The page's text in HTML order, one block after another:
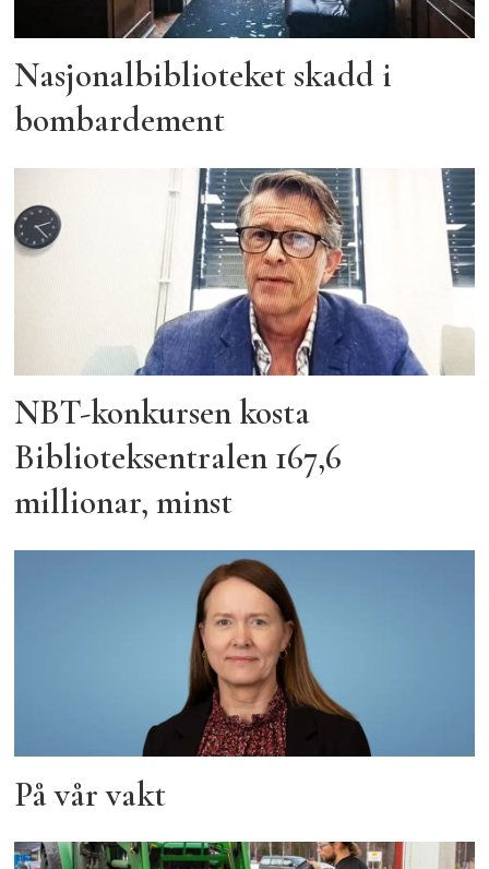
Nasjonalbiblioteket skadd i
bombardement
NBT-konkursen kosta
Biblioteksentralen 167,6
millionar, minst
På vår vakt